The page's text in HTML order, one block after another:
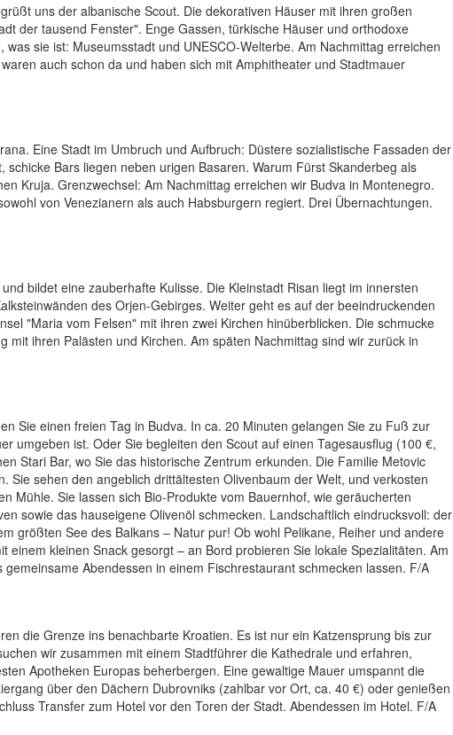
uns der albanische Scout. Die dekorativen Häuser mit ihren großen
der tausend Fenster". Enge Gassen, türkische Häuser und orthodoxe
sie ist: Museumsstadt und UNESCO-Welterbe. Am Nachmittag erreichen
auch schon da und haben sich mit Amphitheater und Stadtmauer
Eine Stadt im Umbruch und Aufbruch: Düstere sozialistische Fassaden der
Bars liegen neben urigen Basaren. Warum Fürst Skanderbeg als
Kruja. Grenzwechsel: Am Nachmittag erreichen wir Budva in Montenegro.
von Venezianern als auch Habsburgern regiert. Drei Übernachtungen.
bildet eine zauberhafte Kulisse. Die Kleinstadt Risan liegt im innersten
des Orjen-Gebirges. Weiter geht es auf der beeindruckenden
"Maria vom Felsen" mit ihren zwei Kirchen hinüberblicken. Die schmucke
mit ihren Palästen und Kirchen. Am späten Nachmittag sind wir zurück in
Sie einen freien Tag in Budva. In ca. 20 Minuten gelangen Sie zu Fuß zur
umgeben ist. Oder Sie begleiten den Scout auf einen Tagesausflug (100 €,
Stari Bar, wo Sie das historische Zentrum erkunden. Die Familie Metovic
Sie sehen den angeblich drittältesten Olivenbaum der Welt, und verkosten
Mühle. Sie lassen sich Bio-Produkte vom Bauernhof, wie geräucherten
sowie das hauseigene Olivenöl schmecken. Landschaftlich eindrucksvoll: der
größten See des Balkans – Natur pur! Ob wohl Pelikane, Reiher und andere
einem kleinen Snack gesorgt – an Bord probieren Sie lokale Spezialitäten. Am
Abendessen in einem Fischrestaurant schmecken lassen. F/A
die Grenze ins benachbarte Kroatien. Es ist nur ein Katzensprung bis zur
wir zusammen mit einem Stadtführer die Kathedrale und erfahren,
Apotheken Europas beherbergen. Eine gewaltige Mauer umspannt die
über den Dächern Dubrovniks (zahlbar vor Ort, ca. 40 €) oder genießen
Transfer zum Hotel vor den Toren der Stadt. Abendessen im Hotel. F/A